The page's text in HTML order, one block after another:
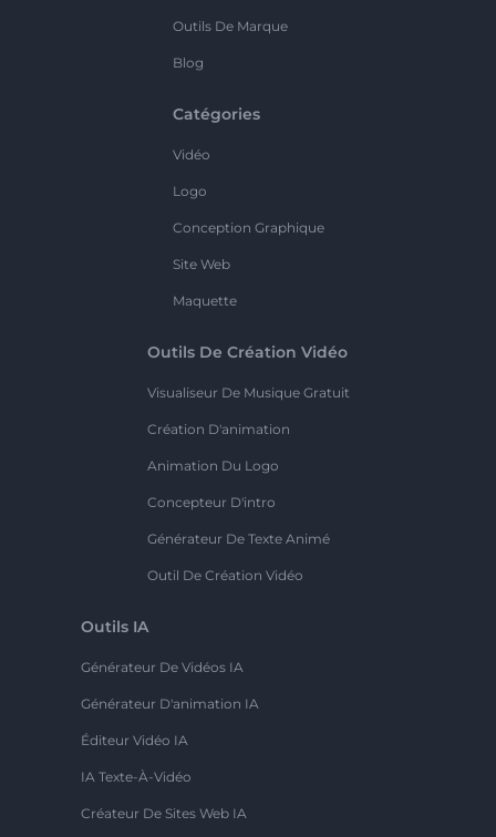
Outils De Marque
Blog
Catégories
Vidéo
Logo
Conception Graphique
Site Web
Maquette
Outils De Création Vidéo
Visualiseur De Musique Gratuit
Création D'animation
Animation Du Logo
Concepteur D'intro
Générateur De Texte Animé
Outil De Création Vidéo
Outils IA
Générateur De Vidéos IA
Générateur D'animation IA
Éditeur Vidéo IA
IA Texte-À-Vidéo
Créateur De Sites Web IA